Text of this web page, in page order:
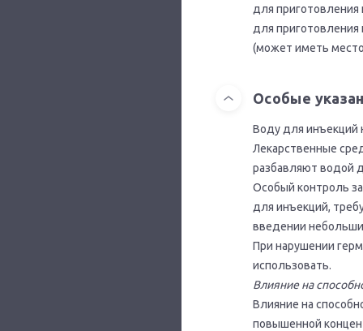
для
для
(может иметь
Особые
Воду для инъекций
Лекарственные
разбавляют водой
Особый контроль
для инъекций,
введении
При нарушении
использовать.
Влияние на
Влияние на
повышенной